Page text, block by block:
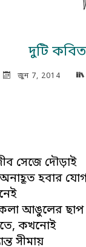
দুটি
জুন 7, 2014
সেজে দৌড়াই
হবার
আঙুলের ছাপ
কখনোই
সীমায়